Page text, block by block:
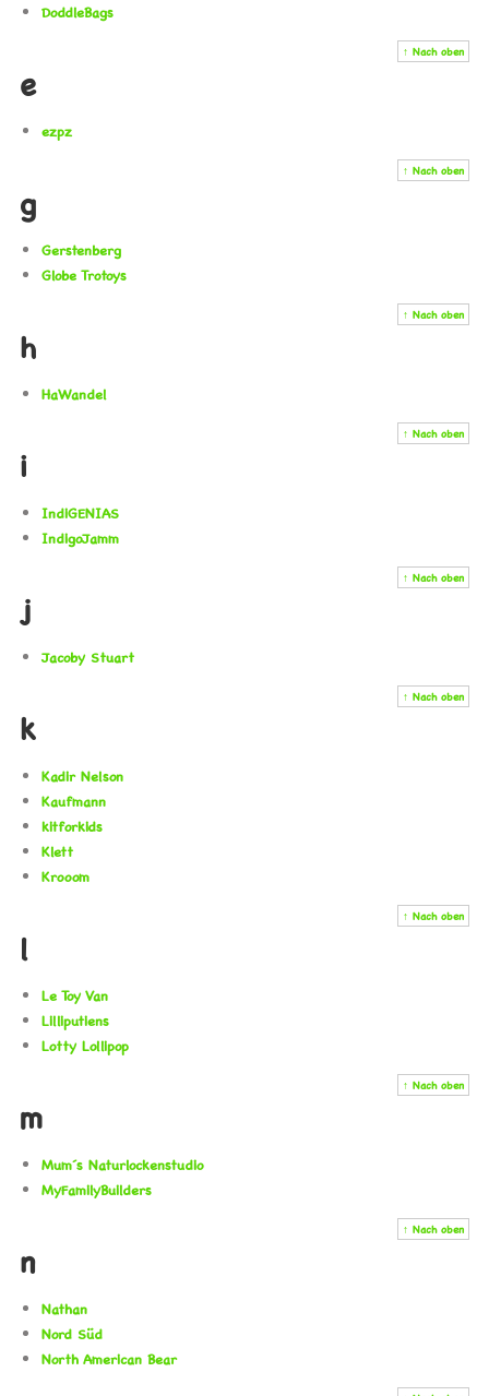
DoddleBags
↑ Nach oben
e
ezpz
↑ Nach oben
g
Gerstenberg
Globe Trotoys
↑ Nach oben
h
HaWandel
↑ Nach oben
i
IndiGENIAS
IndigoJamm
↑ Nach oben
j
Jacoby Stuart
↑ Nach oben
k
Kadir Nelson
Kaufmann
kitforkids
Klett
Krooom
↑ Nach oben
l
Le Toy Van
Lilliputiens
Lotty Lollipop
↑ Nach oben
m
Mum´s Naturlockenstudio
MyFamilyBuilders
↑ Nach oben
n
Nathan
Nord Süd
North American Bear